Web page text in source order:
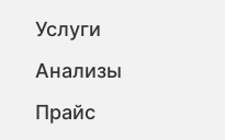
Услуги
Анализы
Прайс